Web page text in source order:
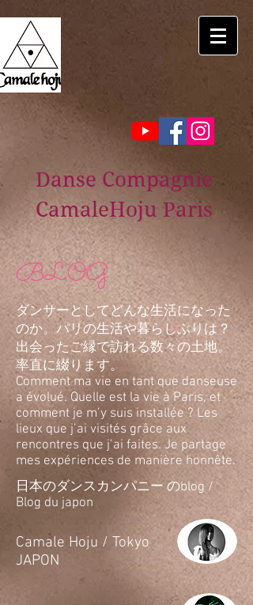
Danse Compagnie
CamaleHoju Paris
BLOG
ダンサーとしてどんな生活になった
のか。パリの生活や暮らしぶりは？
出会ったご縁で訪れる数々の土地。
率直に綴ります。
Comment ma vie en tant que danseuse
a évolué. Quelle est la vie à Paris, et
comment je m’y suis installée ? Les
lieux que j’ai visités grâce aux
rencontres que j’ai faites. Je partage
mes expériences de manière honnête.
日本のダンスカンパニー のblog /
Blog du japon
​Camale Hoju / Tokyo
JAPON